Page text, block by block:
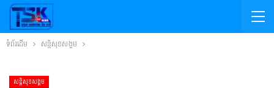
ទំព័រដើម សន្តិសុខសង្គម
សន្តិសុខសង្គម